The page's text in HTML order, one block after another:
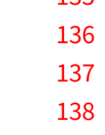
136
137
138